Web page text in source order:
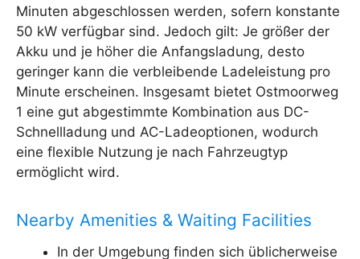
Minuten abgeschlossen werden, sofern konstante
50 kW verfügbar sind. Jedoch gilt: Je größer der
Akku und je höher die Anfangsladung, desto
geringer kann die verbleibende Ladeleistung pro
Minute erscheinen. Insgesamt bietet Ostmoorweg
1 eine gut abgestimmte Kombination aus DC-
Schnellladung und AC-Ladeoptionen, wodurch
eine flexible Nutzung je nach Fahrzeugtyp
ermöglicht wird.
Nearby Amenities & Waiting Facilities
In der Umgebung finden sich üblicherweise